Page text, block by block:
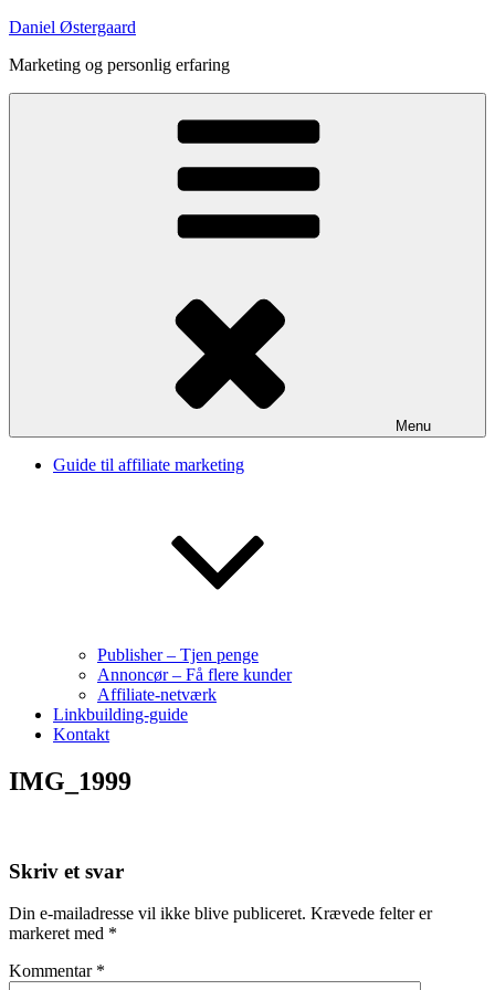
Videre
indhold
Daniel Østergaard
Marketing og personlig erfaring
Menu
Guide til affiliate marketing
Publisher – Tjen penge
Annoncør – Få flere kunder
Affiliate-netværk
Linkbuilding-guide
Kontakt
IMG_1999
Skriv et svar
Din e-mailadresse vil ikke blive publiceret. Krævede felter er
markeret med *
Kommentar *